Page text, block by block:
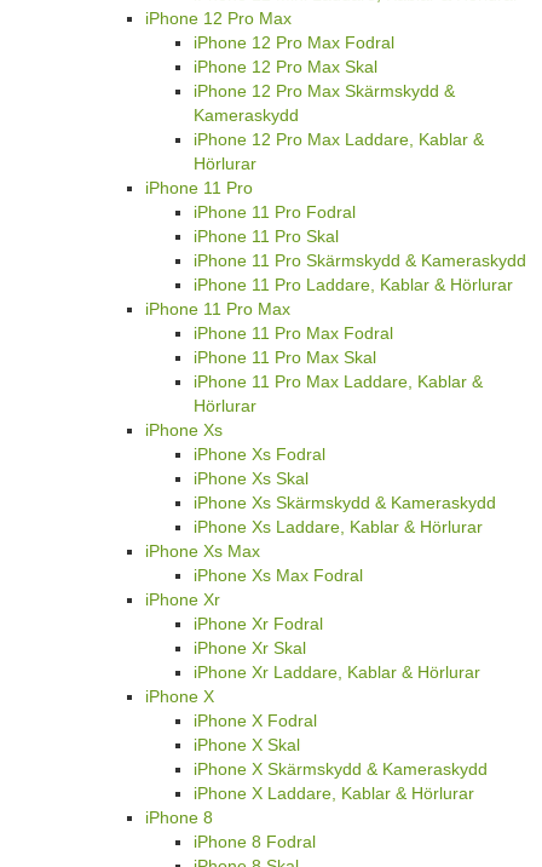
iPhone 12 Pro Max
iPhone 12 Pro Max Fodral
iPhone 12 Pro Max Skal
iPhone 12 Pro Max Skärmskydd &
Kameraskydd
iPhone 12 Pro Max Laddare, Kablar &
Hörlurar
iPhone 11 Pro
iPhone 11 Pro Fodral
iPhone 11 Pro Skal
iPhone 11 Pro Skärmskydd & Kameraskydd
iPhone 11 Pro Laddare, Kablar & Hörlurar
iPhone 11 Pro Max
iPhone 11 Pro Max Fodral
iPhone 11 Pro Max Skal
iPhone 11 Pro Max Laddare, Kablar &
Hörlurar
iPhone Xs
iPhone Xs Fodral
iPhone Xs Skal
iPhone Xs Skärmskydd & Kameraskydd
iPhone Xs Laddare, Kablar & Hörlurar
iPhone Xs Max
iPhone Xs Max Fodral
iPhone Xr
iPhone Xr Fodral
iPhone Xr Skal
iPhone Xr Laddare, Kablar & Hörlurar
iPhone X
iPhone X Fodral
iPhone X Skal
iPhone X Skärmskydd & Kameraskydd
iPhone X Laddare, Kablar & Hörlurar
iPhone 8
iPhone 8 Fodral